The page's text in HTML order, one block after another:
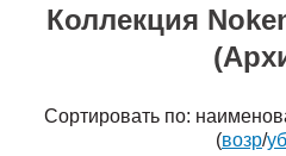
Коллекция
Сортировать по:
(возр/